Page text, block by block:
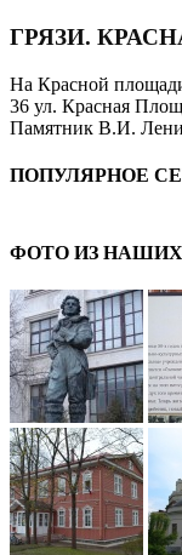
ГРЯЗИ.
На Красной
36 ул. Красная
Памятник В.И.
ПОПУЛЯРНОЕ
ФОТО ИЗ НАШИХ